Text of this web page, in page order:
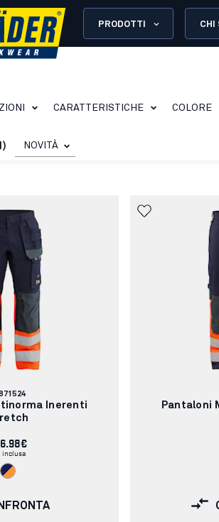
PRODOTTI CHI
CARATTERISTICHE COLORE
NOVITÀ
Inerenti
inclusa
Pantaloni